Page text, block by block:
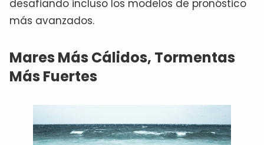
desafiando incluso los modelos de pronóstico
más avanzados.
Mares Más Cálidos, Tormentas
Más Fuertes